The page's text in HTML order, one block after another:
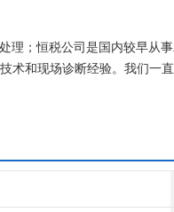
理；恒税公司是国内较早
术和现场诊断经验。我们一